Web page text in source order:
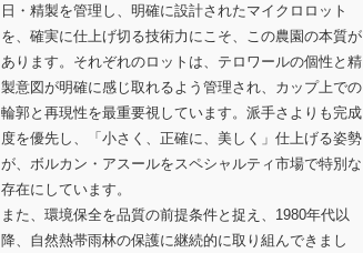
日・精製を管理し、明確に設計されたマイクロロット
を、確実に仕上げ切る技術力にこそ、この農園の本質が
あります。それぞれのロットは、テロワールの個性と精
製意図が明確に感じ取れるよう管理され、カップ上での
輪郭と再現性を最重要視しています。派手さよりも完成
度を優先し、「小さく、正確に、美しく」仕上げる姿勢
が、ボルカン・アスールをスペシャルティ市場で特別な
存在にしています。
また、環境保全を品質の前提条件と捉え、1980年代以
降、自然熱帯雨林の保護に継続的に取り組んできまし